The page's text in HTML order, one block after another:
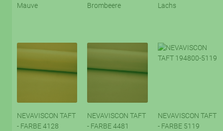
Mauve
Brombeere
Lachs
NEVAVISCON TAFT
- FARBE 4128
NEVAVISCON TAFT
- FARBE 4481
NEVAVISCON TAFT
- FARBE 5119